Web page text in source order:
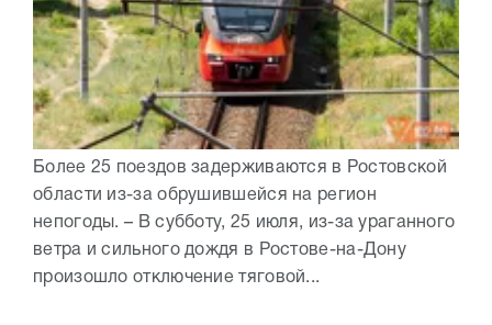
Более 25 поездов задерживаются в Ростовской
области из-за обрушившейся на регион
непогоды. – В субботу, 25 июля, из-за ураганного
ветра и сильного дождя в Ростове-на-Дону
произошло отключение тяговой...